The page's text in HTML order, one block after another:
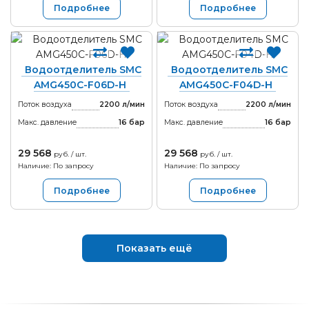
Подробнее Подробнее
Водоотделитель SMC
AMG450C-F06D-H
Поток воздуха
2200 л/мин
Макс. давление
16 бар
29 568 руб. / шт.
Наличие: По запросу
Подробнее
Водоотделитель SMC
AMG450C-F04D-H
Поток воздуха
2200 л/мин
Макс. давление
16 бар
29 568 руб. / шт.
Наличие: По запросу
Подробнее
Показать ещё